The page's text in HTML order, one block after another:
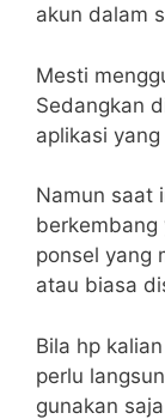
akun dalam
Mesti
Sedangkan
aplikasi
Namun saat
berkembang
ponsel yang
atau biasa
Bila hp
perlu
gunakan